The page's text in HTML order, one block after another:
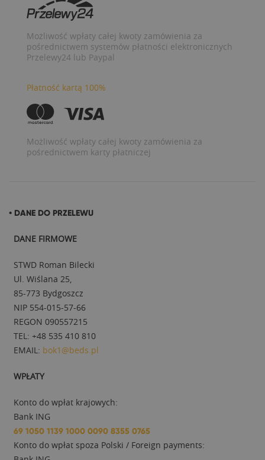
Możliwość wpłaty całej kwoty zamówienia za
pośrednictwem systemów płatności elektronicznych
Przelewy24 lub Paypal
Płatność kartą 100%
Możliwość wpłaty całej kwoty zamówienia za
pośrednictwem karty płatniczej
• DANE DO PRZELEWU
DANE FIRMOWE
STWD Roman Bilecki
Ul. Wiślana 25,
85-773 Bydgoszcz
NIP 554-015-57-66
REGON 090557215
TEL: +48 535 410 810
EMAIL: bok1@beds.pl
WPŁATY
Konto do wpłat krajowych:
Bank ING
69 1050 1139 1000 0090 8355 0765
Konto do wpłat spoza Polski / Foreign payments: